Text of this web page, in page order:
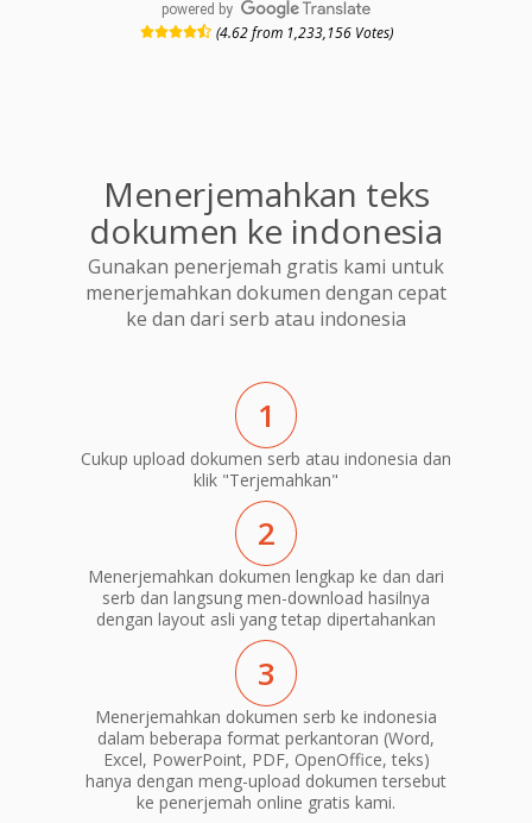
powered by
(4.62 from 1,233,156 Votes)
Menerjemahkan teks
dokumen ke indonesia
Gunakan penerjemah gratis kami untuk
menerjemahkan dokumen dengan cepat
ke dan dari serb atau indonesia
1
Cukup upload dokumen serb atau indonesia dan
klik "Terjemahkan"
2
Menerjemahkan dokumen lengkap ke dan dari
serb dan langsung men-download hasilnya
dengan layout asli yang tetap dipertahankan
3
Menerjemahkan dokumen serb ke indonesia
dalam beberapa format perkantoran (Word,
Excel, PowerPoint, PDF, OpenOffice, teks)
hanya dengan meng-upload dokumen tersebut
ke penerjemah online gratis kami.